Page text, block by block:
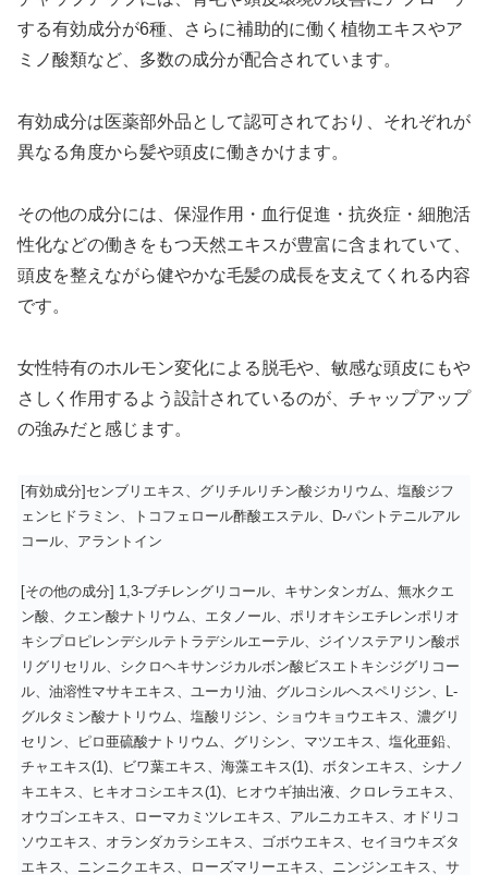
する有効成分が6種、さらに補助的に働く植物エキスやア
ミノ酸類など、多数の成分が配合されています。
有効成分は医薬部外品として認可されており、それぞれが
異なる角度から髪や頭皮に働きかけます。
その他の成分には、保湿作用・血行促進・抗炎症・細胞活
性化などの働きをもつ天然エキスが豊富に含まれていて、
頭皮を整えながら健やかな毛髪の成長を支えてくれる内容
です。
女性特有のホルモン変化による脱毛や、敏感な頭皮にもや
さしく作用するよう設計されているのが、チャップアップ
の強みだと感じます。
[有効成分]センブリエキス、グリチルリチン酸ジカリウム、塩酸ジフ
ェンヒドラミン、トコフェロール酢酸エステル、D-パントテニルアル
コール、アラントイン
[その他の成分] 1,3-ブチレングリコール、キサンタンガム、無水クエ
ン酸、クエン酸ナトリウム、エタノール、ポリオキシエチレンポリオ
キシプロピレンデシルテトラデシルエーテル、ジイソステアリン酸ポ
リグリセリル、シクロヘキサンジカルボン酸ビスエトキシジグリコー
ル、油溶性マサキエキス、ユーカリ油、グルコシルヘスペリジン、L-
グルタミン酸ナトリウム、塩酸リジン、ショウキョウエキス、濃グリ
セリン、ピロ亜硫酸ナトリウム、グリシン、マツエキス、塩化亜鉛、
チャエキス(1)、ビワ葉エキス、海藻エキス(1)、ボタンエキス、シナノ
キエキス、ヒキオコシエキス(1)、ヒオウギ抽出液、クロレラエキス、
オウゴンエキス、ローマカミツレエキス、アルニカエキス、オドリコ
ソウエキス、オランダカラシエキス、ゴボウエキス、セイヨウキズタ
エキス、ニンニクエキス、ローズマリーエキス、ニンジンエキス、サ